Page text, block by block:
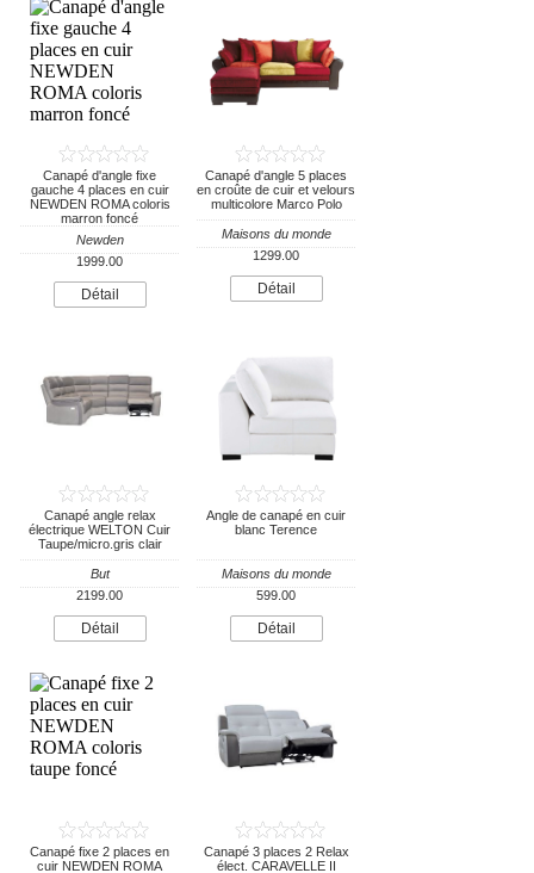
Canapé d'angle fixe
gauche 4 places en cuir
NEWDEN ROMA coloris
marron foncé
Newden
1999.00
Détail
Canapé d'angle 5 places
en croûte de cuir et velours
multicolore Marco Polo
Maisons du monde
1299.00
Détail
Canapé angle relax
électrique WELTON Cuir
Taupe/micro.gris clair
But
2199.00
Détail
Angle de canapé en cuir
blanc Terence
Maisons du monde
599.00
Détail
Canapé fixe 2 places en
cuir NEWDEN ROMA
Canapé 3 places 2 Relax
élect. CARAVELLE II